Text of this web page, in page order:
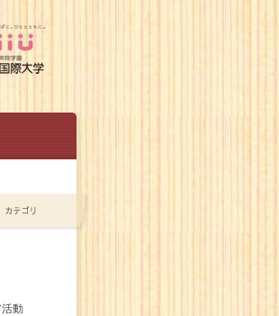
動